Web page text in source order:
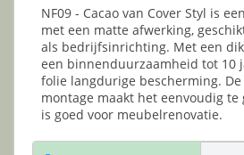
NF09 - Cacao van Cover Styl is
met een matte afwerking,
als bedrijfsinrichting. Met een
een binnenduurzaamheid tot 10
folie langdurige bescherming.
montage maakt het eenvoudig
is goed voor meubelrenovatie.